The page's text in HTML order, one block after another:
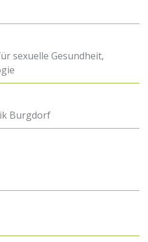
sexuelle Gesundheit,
Burgdorf